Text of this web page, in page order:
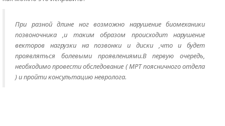
При разной длине ног возможно нарушение биомеханики
позвоночника ,и таким образом происходит нарушение
векторов нагрузки на позвонки и диски ,что и будет
проявляться болевыми проявлениями.В первую очередь,
необходимо провести обследование ( МРТ поясничного отдела
) и пройти консультацию невролога.